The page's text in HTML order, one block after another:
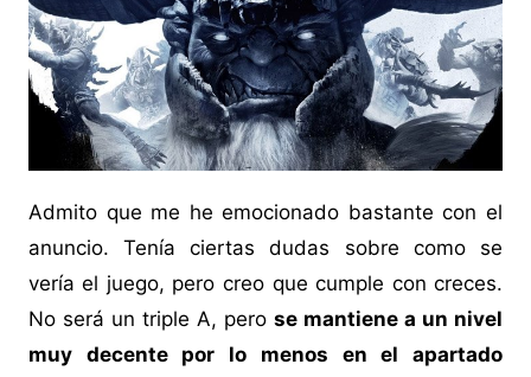
Admito que me he emocionado bastante con el
anuncio. Tenía ciertas dudas sobre como se
vería el juego, pero creo que cumple con creces.
No será un triple A, pero se mantiene a un nivel
muy decente por lo menos en el apartado